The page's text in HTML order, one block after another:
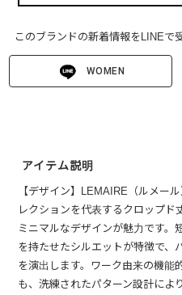
このブランドの新着情報をLINEで
WOMEN
アイテム説明
【デザイン】LEMAIRE（ルメー
レクションを代表するクロップド
ミニマルなデザインが魅力です。
を持たせたシルエットが特徴で、
を演出します。ワーク由来の機能
も、洗練されたパターン設計によ